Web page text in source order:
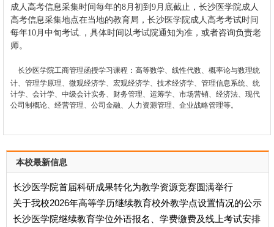
成人高考信息采集时间每年的8月初到9月底截止，长沙医学院成人
高考信息采集地点在当地的教育局，长沙医学院成人高考考试时间
每年10月中旬考试.，具体时间以考试院通知为准，或者咨询负责老
师。
长沙医学院工商管理函授学习课程： 高等数学、线性代数、概率论与数理统
计、管理学原理、 微观经济学、 宏观经济学、技术经济学、管理信息系统、统
计学、会计学、中级会计实务、财务管理、运筹学、市场营销、经济法、现代
公司制概论、经营管理、公司金融、人力资源管理、企业战略管理等。
本校最新信息
长沙医学院首届科研成果转化为教学资源竞赛圆满举行
关于我校2026年高等学历继续教育校外教学点设置情况的公示
长沙医学院继续教育学位外语报名、学费缴费及线上考试安排